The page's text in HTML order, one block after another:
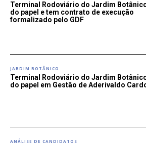
Terminal Rodoviário do Jardim
do papel e tem contrato de execução
formalizado pelo GDF
JARDIM BOTÂNICO
Terminal Rodoviário do Jardim
do papel em Gestão de Aderivaldo
ANÁLISE DE CANDIDATOS